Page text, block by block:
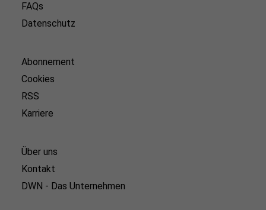
FAQs
Datenschutz
Abonnement
Cookies
RSS
Karriere
Über uns
Kontakt
DWN - Das Unternehmen